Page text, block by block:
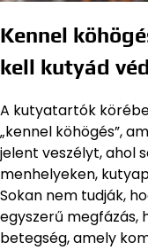
Kennel
kell kutyád
A kutyatartók
„kennel köhögés”,
jelent veszélyt, ahol
menhelyeken,
Sokan nem tudják,
egyszerű megfázás,
betegség, amely